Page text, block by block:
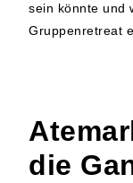
sein könnte und
Gruppenretreat
die